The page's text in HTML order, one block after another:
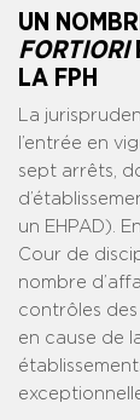
UN
FORTIORI
LA FPH
La
l’entrée en
sept arrêts,
un EHPAD).
Cour de
nombre
contrôles
en cause de